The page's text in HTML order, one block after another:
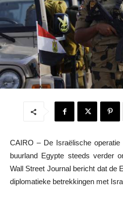
CAIRO – De Israëlische
buurland Egypte steeds verder
Wall Street Journal bericht dat de
diplomatieke betrekkingen met